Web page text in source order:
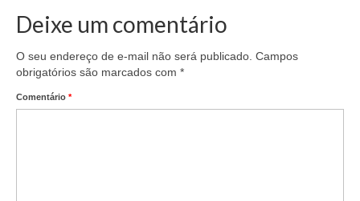
Deixe um comentário
O seu endereço de e-mail não será publicado. Campos
obrigatórios são marcados com *
Comentário *